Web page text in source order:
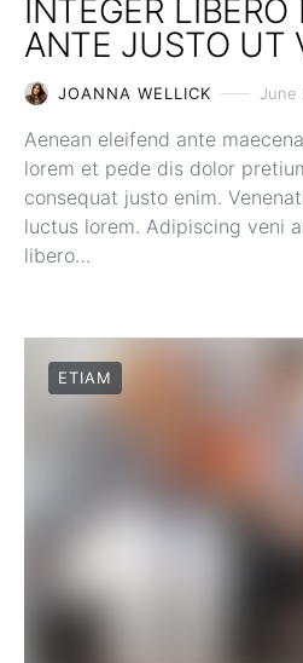
INTEGER
ANTE JUSTO UT
JOANNA WELLICK June
Aenean eleifend ante
lorem et pede dis dolor
consequat justo enim.
luctus lorem. Adipiscing veni
libero…
ETIAM